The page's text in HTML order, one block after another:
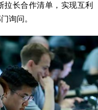
长合作清单，实现互利
询问。